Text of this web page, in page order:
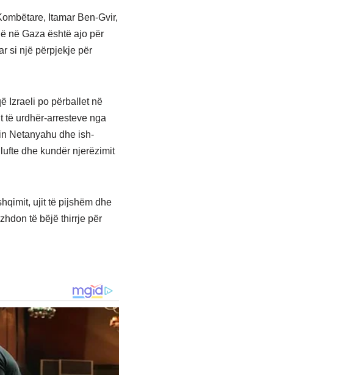
Itamar Ben-Gvir,
në Gaza është ajo për
si një përpjekje për
Izraeli po përballet në
të urdhër-arresteve nga
Netanyahu dhe ish-
dhe kundër njerëzimit
ujit të pijshëm dhe
të bëjë thirrje për